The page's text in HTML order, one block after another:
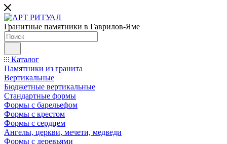
Гранитные памятники в Гаврилов-Яме
Каталог
Памятники из гранита
Вертикальные
Бюджетные вертикальные
Стандартные формы
Формы с барельефом
Формы с крестом
Формы с сердцем
Ангелы, церкви, мечети, медведи
Формы с деревьями